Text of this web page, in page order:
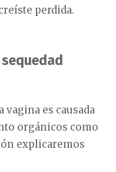
perdida.
es causada
orgánicos como
explicaremos